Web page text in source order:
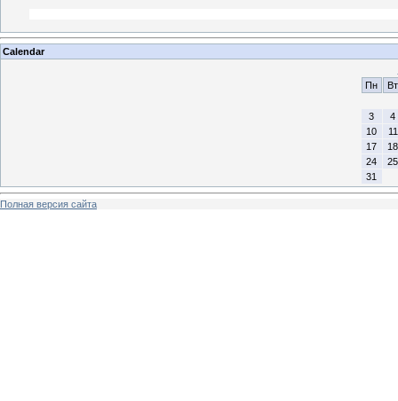
Calendar
Пн
Вт
3
4
10
11
17
18
24
25
31
Полная версия сайта